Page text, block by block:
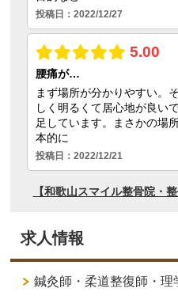
求人情報
鍼灸師・柔道整復師・